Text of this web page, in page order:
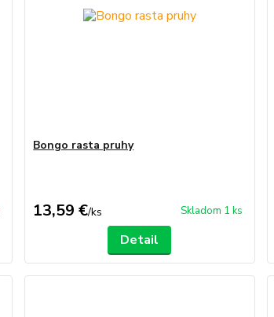
Bongo rasta pruhy
13,59 €/ks Skladom 1 ks
Detail